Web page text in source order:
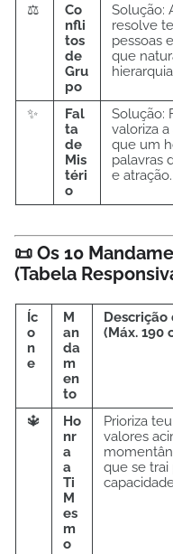
⚖️
Co
nfli
tos
de
Gru
po
Solução:
resolve
pessoas
que
✨
Fal
ta
de
Mis
téri
o
Solução:
valoriza
que um
palavras
e atração.
📜 Os 10
(Tabela
Íc
o
n
e
M
an
da
m
en
to
Descrição
(Máx. 190
🔱
Ho
nr
a
a
Ti
M
es
m
o
Prioriza
valores
que se